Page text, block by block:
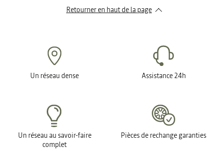
Retourner en haut de la page
Un réseau dense Assistance 24h
Un réseau au savoir-faire
complet
Pièces de rechange garanties